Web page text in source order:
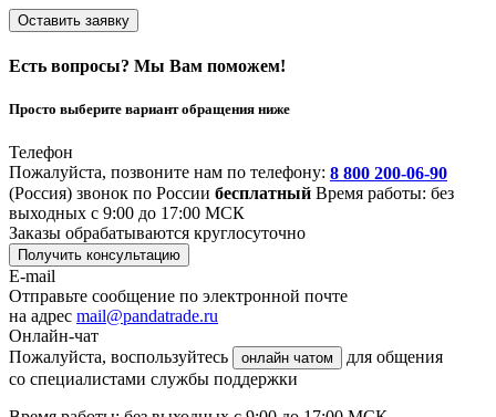
Оставить заявку
Есть вопросы? Мы Вам поможем!
Просто выберите вариант обращения ниже
Телефон
Пожалуйста, позвоните нам по телефону: 8 800 200-06-90
(Россия) звонок по России бесплатный Время работы: без
выходных с 9:00 до 17:00 МСК
Заказы обрабатываются круглосуточно
Получить консультацию
E-mail
Отправьте сообщение по электронной почте
на адрес mail@pandatrade.ru
Онлайн-чат
Пожалуйста, воспользуйтесь
онлайн чатом
для общения
со специалистами службы поддержки